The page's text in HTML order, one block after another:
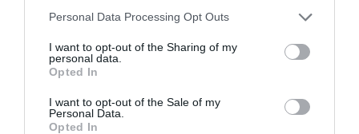
Personal Data Processing Opt Outs
I want to opt-out of the Sharing of my
personal data.
Opted In
I want to opt-out of the Sale of my
Personal Data.
Opted In
​La temporada de
calçots tancarà
El calçot, la ceba
catalana que
Les vendes
calçots a